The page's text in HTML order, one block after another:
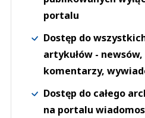
portalu
Dostęp do
artykułów -
komentarzy,
Dostęp do całego
na portalu